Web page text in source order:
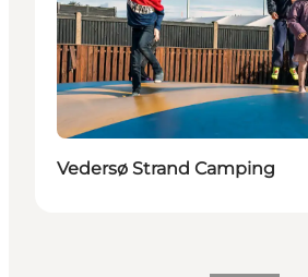
Vedersø Strand Camping